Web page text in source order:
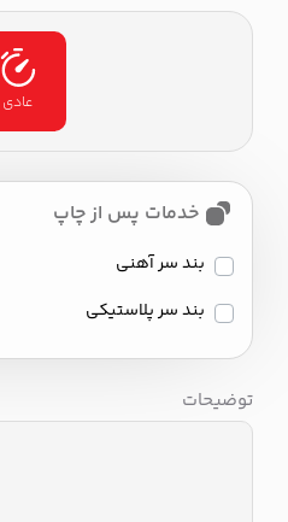
عادی
خدمات پس از چاپ
بند سر آهنی
بند سر پلاستیکی
توضیحات